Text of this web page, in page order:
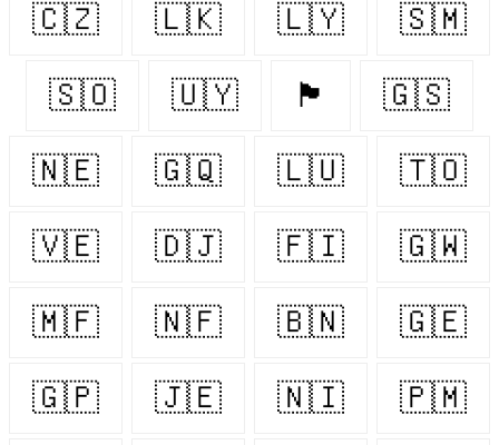
🇨🇿 🇱🇰 🇱🇾 🇸🇲
🇸🇴 🇺🇾 🏴󠁧󠁢󠁷󠁬󠁳󠁿 🇬🇸
🇳🇪 🇬🇶 🇱🇺 🇹🇴
🇻🇪 🇩🇯 🇫🇮 🇬🇼
🇲🇫 🇳🇫 🇧🇳 🇬🇪
🇬🇵 🇯🇪 🇳🇮 🇵🇲